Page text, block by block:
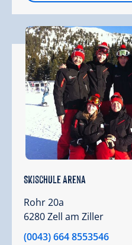
Skischule Arena
Rohr 20a
6280 Zell am Ziller
(0043) 664 8553546